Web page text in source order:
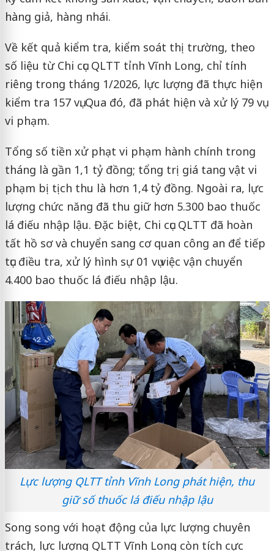
hàng giả, hàng nhái.
Về kết quả kiểm tra, kiểm soát thị trường, theo
số liệu từ Chi cục QLTT tỉnh Vĩnh Long, chỉ tính
riêng trong tháng 1/2026, lực lượng đã thực hiện
kiểm tra 157 vụ. Qua đó, đã phát hiện và xử lý 79 vụ
vi phạm.
Tổng số tiền xử phạt vi phạm hành chính trong
tháng là gần 1,1 tỷ đồng; tổng trị giá tang vật vi
phạm bị tịch thu là hơn 1,4 tỷ đồng. Ngoài ra, lực
lượng chức năng đã thu giữ hơn 5.300 bao thuốc
lá điếu nhập lậu. Đặc biệt, Chi cục QLTT đã hoàn
tất hồ sơ và chuyển sang cơ quan công an để tiếp
tục điều tra, xử lý hình sự 01 vụ việc vận chuyển
4.400 bao thuốc lá điếu nhập lậu.
Lực lượng QLTT tỉnh Vĩnh Long phát hiện, thu
giữ số thuốc lá điếu nhập lậu
Song song với hoạt động của lực lượng chuyên
trách, lực lượng QLTT Vĩnh Long còn tích cực